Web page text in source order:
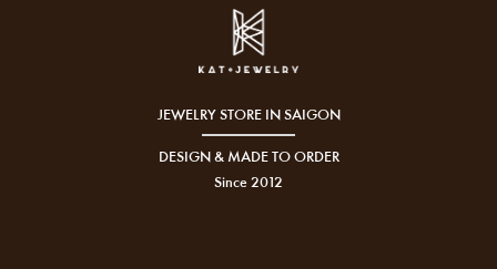
JEWELRY STORE IN SAIGON
DESIGN & MADE TO ORDER
Since 2012